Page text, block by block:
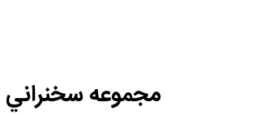
مجموعه سخنراني